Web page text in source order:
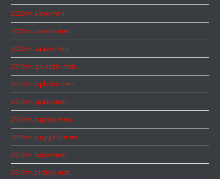
2020 m. kovo mėn.
2020 m. vasario mėn.
2020 m. sausio mėn.
2019 m. gruodžio mėn.
2019 m. lapkričio mėn.
2019 m. spalio mėn.
2019 m. rugsėjo mėn.
2019 m. rugpjūčio mėn.
2019 m. liepos mėn.
2019 m. birželio mėn.